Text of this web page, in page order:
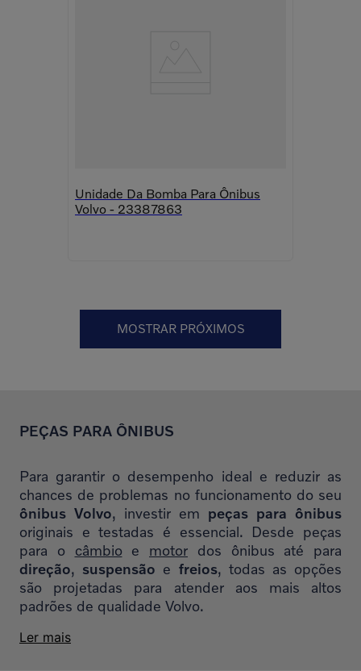
Unidade Da Bomba Para Ônibus
Volvo - 23387863
MOSTRAR PRÓXIMOS
PEÇAS PARA ÔNIBUS
Para garantir o desempenho ideal e reduzir as
chances de problemas no funcionamento do seu
ônibus Volvo, investir em peças para ônibus
originais e testadas é essencial. Desde peças
para o câmbioe motor dos ônibus até para
direção, suspensão e freios, todas as opções
são projetadas para atender aos mais altos
padrões de qualidade Volvo.
Ler mais